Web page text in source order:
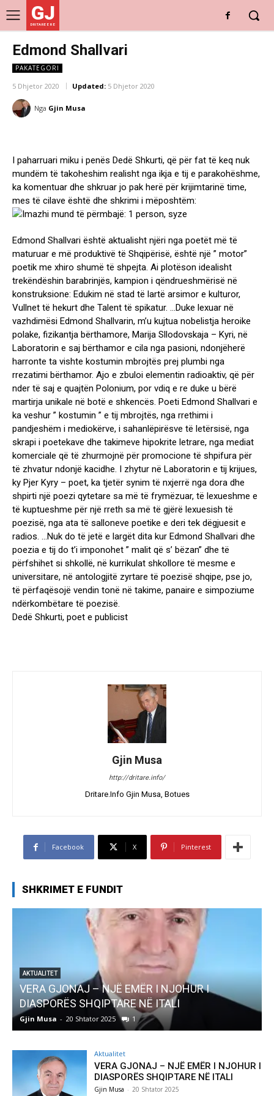
GJ
DRITARE E RE
Edmond Shallvari
PAKATEGORI
5 Dhjetor 2020 Updated: 5 Dhjetor 2020
Nga Gjin Musa
I paharruari miku i penës Dedë Shkurti, që për fat të keq nuk
mundëm të takoheshim realisht nga ikja e tij e parakohëshme,
ka komentuar dhe shkruar jo pak herë për krijimtarinë time,
mes të cilave është dhe shkrimi i mëposhtëm:
Edmond Shallvari është aktualisht njëri nga poetët më të
maturuar e më produktivë të Shqipërisë, është një ” motor”
poetik me xhiro shumë të shpejta. Ai plotëson idealisht
trekëndëshin barabrinjës, kampion i qëndrueshmërisë në
konstruksione: Edukim në stad të lartë arsimor e kulturor,
Vullnet të hekurt dhe Talent të spikatur. …Duke lexuar në
vazhdimësi Edmond Shallvarin, m’u kujtua nobelistja heroike
polake, fizikantja bërthamore, Marija Sllodovskaja – Kyri, në
Laboratorin e saj bërthamor e cila nga pasioni, ndonjëherë
harronte ta vishte kostumin mbrojtës prej plumbi nga
rrezatimi bërthamor. Ajo e zbuloi elementin radioaktiv, që për
nder të saj e quajtën Polonium, por vdiq e re duke u bërë
martirja unikale në botë e shkencës. Poeti Edmond Shallvari e
ka veshur ” kostumin ” e tij mbrojtës, nga rrethimi i
pandjeshëm i mediokërve, i sahanlëpirësve të letërsisë, nga
skrapi i poetekave dhe takimeve hipokrite letrare, nga mediat
komerciale që të zhurmojnë për promocione të shpifura për
të zhvatur ndonjë kacidhe. I zhytur në Laboratorin e tij krijues,
ky Pjer Kyry – poet, ka tjetër synim të nxjerrë nga dora dhe
shpirti një poezi qytetare sa më të frymëzuar, të lexueshme e
të kuptueshme për një rreth sa më të gjërë lexuesish të
poezisë, nga ata të salloneve poetike e deri tek dëgjuesit e
radios. …Nuk do të jetë e largët dita kur Edmond Shallvari dhe
poezia e tij do t’i imponohet ” malit që s’ bëzan” dhe të
përfshihet si shkollë, në kurrikulat shkollore të mesme e
universitare, në antologjitë zyrtare të poezisë shqipe, pse jo,
të përfaqësojë vendin tonë në takime, panaire e simpoziume
ndërkombëtare të poezisë.
Dedë Shkurti, poet e publicist
Gjin Musa
http://dritare.info/
Dritare.Info Gjin Musa, Botues
Facebook X Pinterest
SHKRIMET E FUNDIT
I NJOHUR I
NË ITALI
AKTUALITET
Pregaditi Gjin Musa-Rome-
Gjin Musa
Aktualitet
VERA GJONAJ – NJË EMËR I NJOHUR I
DIASPORËS SHQIPTARE NË ITALI
Gjin Musa - 20 Shtator 2025